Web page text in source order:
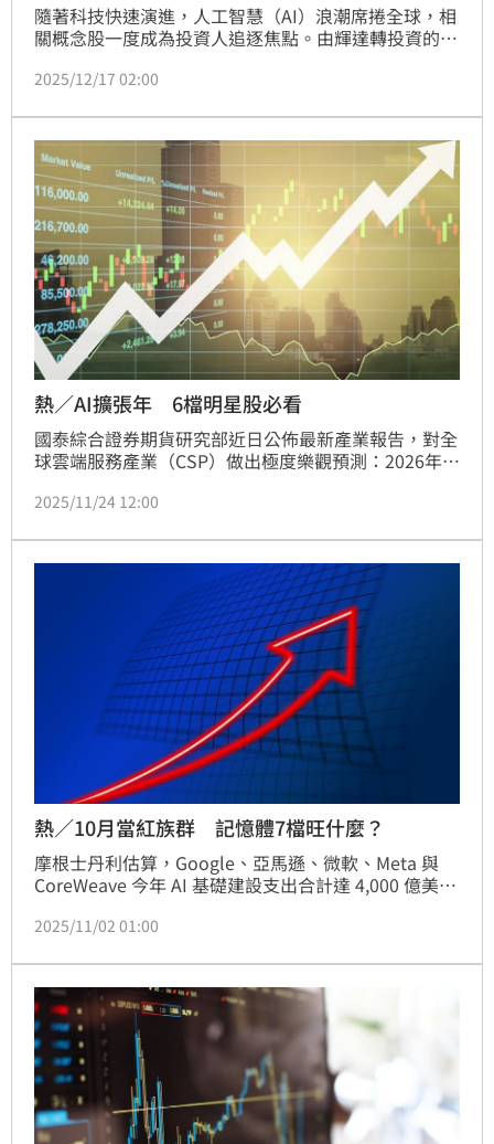
隨著科技快速演進，人工智慧（AI）浪潮席捲全球，相
關概念股一度成為投資人追逐焦點。由輝達轉投資的雲
被市場視為明日之星，然而近期卻遭多方面的衝擊，投
約330億美元。
2025/12/17 02:00
熱／AI擴張年 6檔明星股必看
國泰綜合證券期貨研究部近日公佈最新產業報告，對全
球雲端服務產業（CSP）做出極度樂觀預測：2026年將
步爆發，帶動相關供應鏈進入史無前例的高成長週期。
2025/11/24 12:00
熱／10月當紅族群 記憶體7檔旺什麼？
摩根士丹利估算，Google、亞馬遜、微軟、Meta 與
CoreWeave 今年 AI 基礎建設支出合計達 4,000 億美
增。Fusion Worldwide 指出，伺服器廠商對 DDR5 的
2025/11/02 01:00